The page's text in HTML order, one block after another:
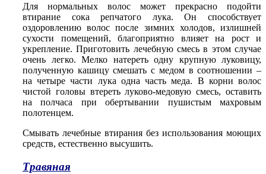
Для нормальных волос может прекрасно подойти
втирание сока репчатого лука. Он способствует
оздоровлению волос после зимних холодов, излишней
сухости помещений, благоприятно влияет на рост и
укрепление. Приготовить лечебную смесь в этом случае
очень легко. Мелко натереть одну крупную луковицу,
полученную кашицу смешать с медом в соотношении –
на четыре части лука одна часть меда. В корни волос
чистой головы втереть луково-медовую смесь, оставить
на полчаса при обертывании пушистым махровым
полотенцем.
Смывать лечебные втирания без использования моющих
средств, естественно высушить.
Травяная